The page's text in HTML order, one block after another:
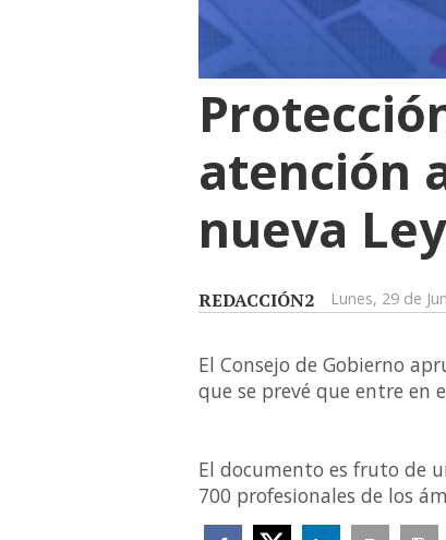
atención
nueva
REDACCIÓN2 Lunes, 29 de
El Consejo de Gobierno
que se prevé que entre en
El documento es fruto de
700 profesionales de los